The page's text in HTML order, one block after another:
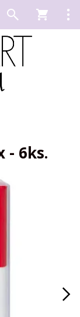
- 6ks.